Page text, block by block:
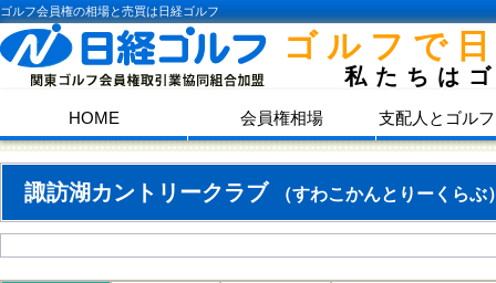
ゴルフ会員権の相場と売買は日経ゴルフ
ゴルフで
私たちは
HOME 会員権相場 支配人とゴル
諏訪湖カントリークラブ （すわこかんとりーくらぶ